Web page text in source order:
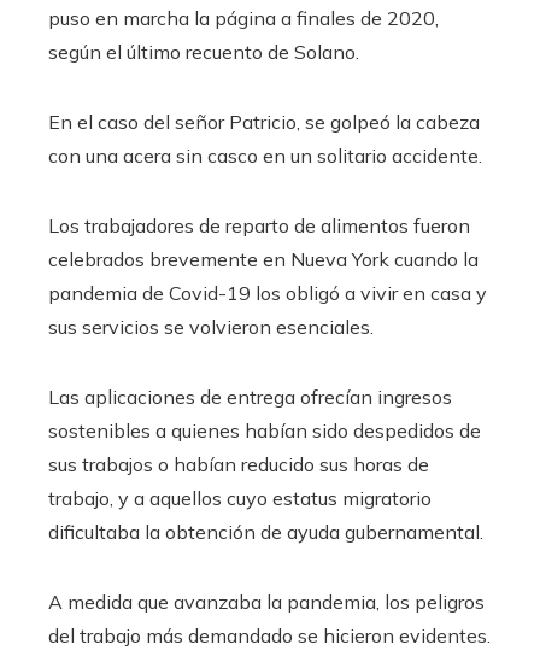
puso en marcha la página a finales de 2020,
según el último recuento de Solano.
En el caso del señor Patricio, se golpeó la cabeza
con una acera sin casco en un solitario accidente.
Los trabajadores de reparto de alimentos fueron
celebrados brevemente en Nueva York cuando la
pandemia de Covid-19 los obligó a vivir en casa y
sus servicios se volvieron esenciales.
Las aplicaciones de entrega ofrecían ingresos
sostenibles a quienes habían sido despedidos de
sus trabajos o habían reducido sus horas de
trabajo, y a aquellos cuyo estatus migratorio
dificultaba la obtención de ayuda gubernamental.
A medida que avanzaba la pandemia, los peligros
del trabajo más demandado se hicieron evidentes.